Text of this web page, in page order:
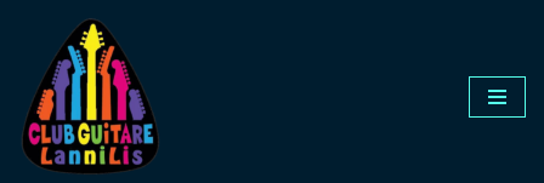
Aller
au
contenu